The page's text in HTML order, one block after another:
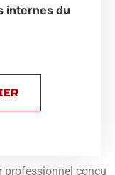
internes du
professionnel conçu